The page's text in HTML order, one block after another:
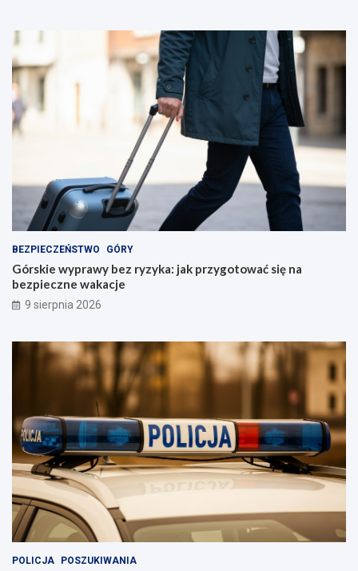
BEZPIECZEŃSTWO GÓRY
Górskie wyprawy bez ryzyka: jak przygotować się na
bezpieczne wakacje
9 sierpnia 2026
POLICJA POSZUKIWANIA